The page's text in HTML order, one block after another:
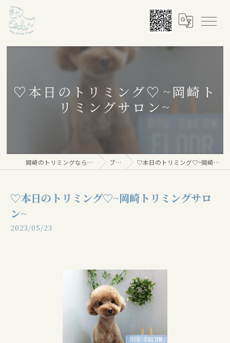
♡本日のトリミング♡⁠~岡崎ト
リミングサロン~
岡崎のトリミングならDog salon Floor ブログ ♡本日のトリミング♡⁠~岡崎トリミングサロン~
♡本日のトリミング♡⁠~岡崎トリミングサロ
ン~
2023/05/23